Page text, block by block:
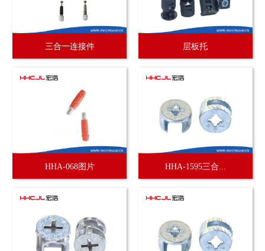
三合一连接件 层板托
HHA-068图片 HHA-1595三合...